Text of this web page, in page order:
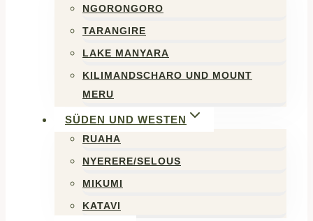
NGORONGORO
TARANGIRE
LAKE MANYARA
KILIMANDSCHARO UND MOUNT
MERU
SÜDEN UND WESTEN
RUAHA
NYERERE/SELOUS
MIKUMI
KATAVI